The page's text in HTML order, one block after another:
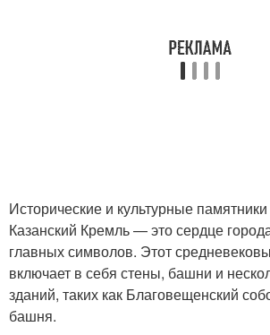
Исторические и культурные
Казанский Кремль — это сердце
главных символов. Этот
включает в себя стены, башни и
зданий, таких как Благовещенский
башня.